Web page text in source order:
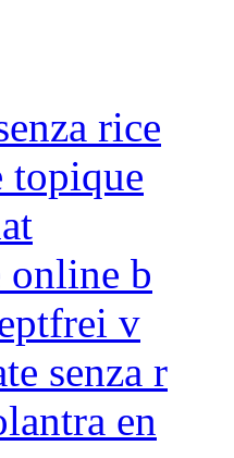
rice
topique
b
v
senza r
en